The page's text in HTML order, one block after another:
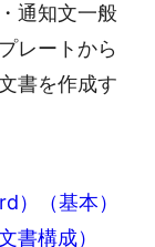
通知文一般
レートから
書を作成す
）（基本）
書構成）